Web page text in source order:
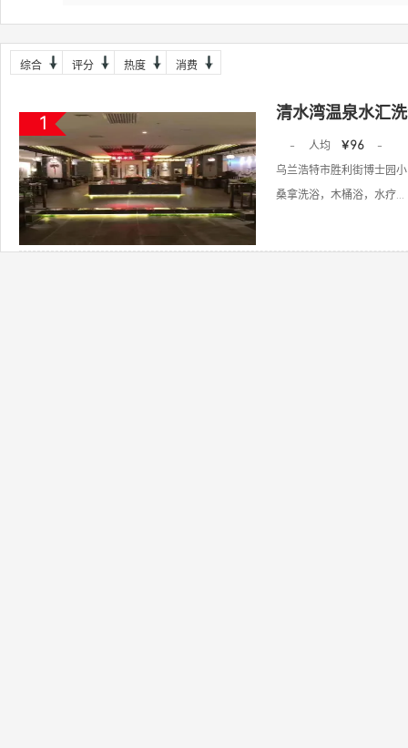
综合 评分 热度 消费
1
清水湾温泉水汇
- 人均 ￥96
-
乌兰浩特市胜利街博士园
桑拿洗浴，木桶浴，水疗...